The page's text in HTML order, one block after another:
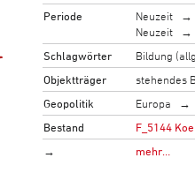
Periode
Neuzeit
Neuzeit
Schlagwörter
Bildung
Objektträger
stehendes
Geopolitik
Europa
Bestand
F_5144
→
mehr…